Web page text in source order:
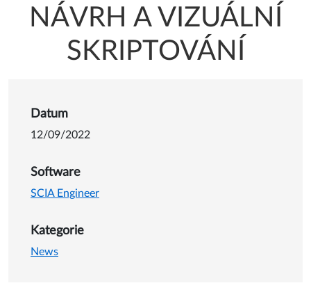
NÁVRH A VIZUÁLNÍ
SKRIPTOVÁNÍ
Detail o Parametrický návrh
Datum
12/09/2022
Software
SCIA Engineer
Kategorie
News